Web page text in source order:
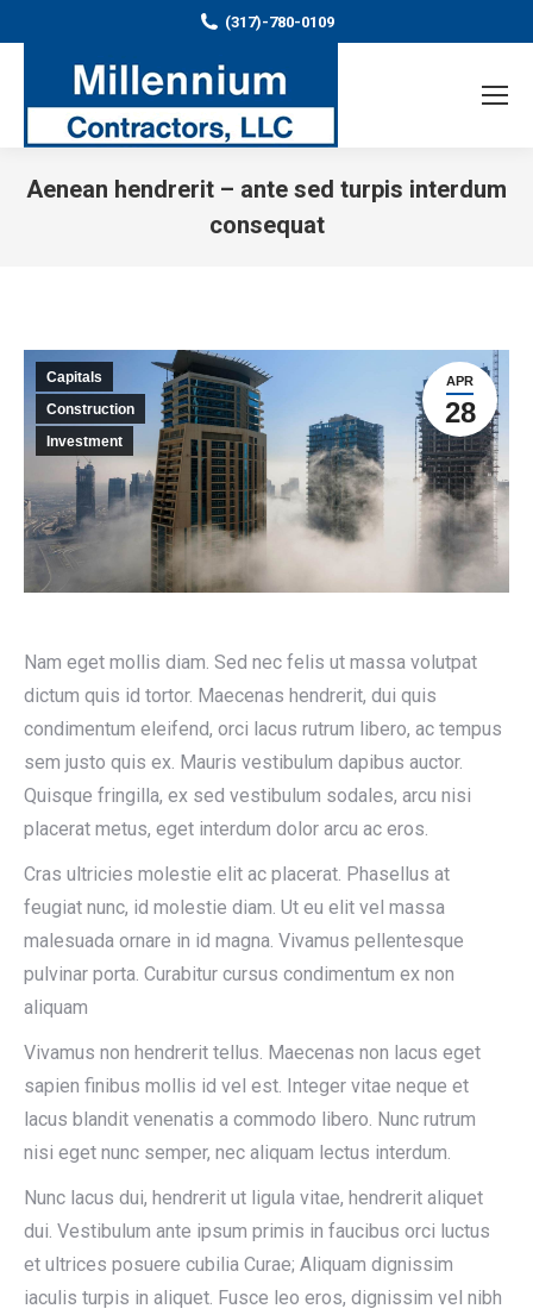
(317)-780-0109
Aenean hendrerit – ante sed turpis interdum
consequat
APR
28
Capitals
Construction
Investment
Nam eget mollis diam. Sed nec felis ut massa volutpat
dictum quis id tortor. Maecenas hendrerit, dui quis
condimentum eleifend, orci lacus rutrum libero, ac tempus
sem justo quis ex. Mauris vestibulum dapibus auctor.
Quisque fringilla, ex sed vestibulum sodales, arcu nisi
placerat metus, eget interdum dolor arcu ac eros.
Cras ultricies molestie elit ac placerat. Phasellus at
feugiat nunc, id molestie diam. Ut eu elit vel massa
malesuada ornare in id magna. Vivamus pellentesque
pulvinar porta. Curabitur cursus condimentum ex non
aliquam
Vivamus non hendrerit tellus. Maecenas non lacus eget
sapien finibus mollis id vel est. Integer vitae neque et
lacus blandit venenatis a commodo libero. Nunc rutrum
nisi eget nunc semper, nec aliquam lectus interdum.
Nunc lacus dui, hendrerit ut ligula vitae, hendrerit aliquet
dui. Vestibulum ante ipsum primis in faucibus orci luctus
et ultrices posuere cubilia Curae; Aliquam dignissim
iaculis turpis in aliquet. Fusce leo eros, dignissim vel nibh